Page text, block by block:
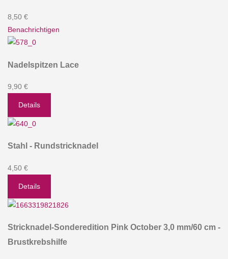
8,50 €
Benachrichtigen
Nadelspitzen Lace
9,90 €
Details
Stahl - Rundstricknadel
4,50 €
Details
Stricknadel-Sonderedition Pink October 3,0 mm/60 cm -
Brustkrebshilfe